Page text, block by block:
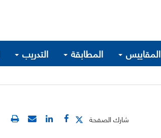
المقاييس المطابقة التدريب
شارك الصفحة